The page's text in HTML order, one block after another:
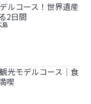
産とグルメを堪能す
ルコース！世界遺産
2日間
島
光モデルコース｜食
喫